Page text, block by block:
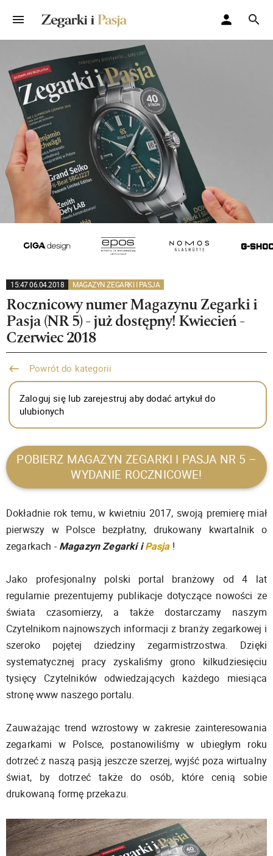
15:47 06.04.2018 MAGAZYN ZEGARKI I PASJA
Rocznicowy numer Magazynu Zegarki i
Pasja (NR 5) - już dostępny! Kwiecień -
Czerwiec 2018
Powrót do kategorii
Zaloguj się lub zarejestruj aby dodać artykuł do
ulubionych
POBIERZ MAGAZYN ZEGARKI I PASJA NR 5 –
WYDANIE ROCZNICOWE!
Dokładnie rok temu, w kwietniu 2017, swoją premierę miał
pierwszy w Polsce bezpłatny, drukowany kwartalnik o
zegarkach -Magazyn Zegarki iPasja !
Jako profesjonalny polski portal branżowy od 4 lat
regularnie prezentujemy publikacje dotyczące nowości ze
świata czasomierzy, a także dostarczamy naszym
Czytelnikom najnowszych informacji z branży zegarkowej i
szeroko pojętej dziedziny zegarmistrzostwa. Dzięki
systematycznej pracy zyskaliśmy grono kilkudziesięciu
tysięcy Czytelników odwiedzających każdego miesiąca
stronę www naszego portalu.
Zauważając trend wzrostowy w zakresie zainteresowania
zegarkami w Polsce, postanowiliśmy w ubiegłym roku
dotrzeć z naszą pasją jeszcze szerzej, wyjść poza wirtualny
świat, by dotrzeć także do osób, które cenią sobie
drukowaną formę przekazu.